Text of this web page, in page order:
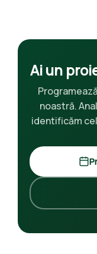
Ai un
noastră.
identificăm